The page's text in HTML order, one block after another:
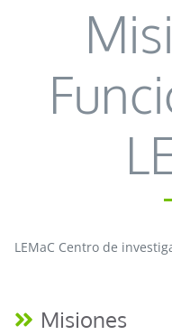
LEMaC Centro de
Misiones